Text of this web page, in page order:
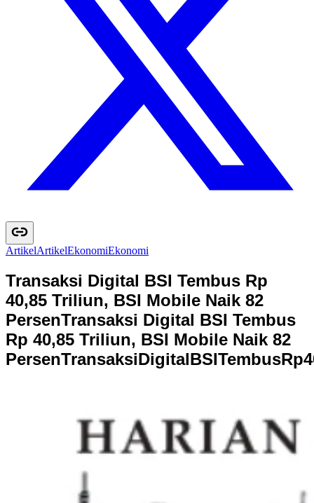
ArtikelArtikelEkonomiEkonomi
Transaksi Digital BSI Tembus Rp
40,85 Triliun, BSI Mobile Naik 82
PersenTransaksi Digital BSI Tembus
Rp 40,85 Triliun, BSI Mobile Naik 82
PersenTransaksiDigitalBSITembusRp4